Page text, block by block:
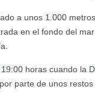
a unos 1.000
en el fondo del
horas cuando la
parte de unos